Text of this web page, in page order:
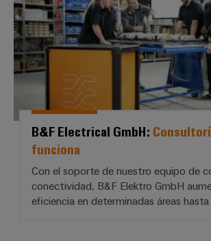
B&F Electrical GmbH:
funciona
Con el soporte de nuestro equipo de
conectividad, B&F Elektro GmbH
eficiencia en determinadas áreas